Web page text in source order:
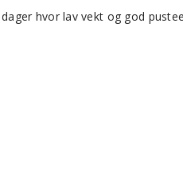
hvor lav vekt og god